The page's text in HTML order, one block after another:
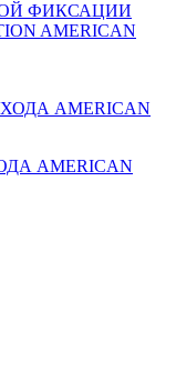
ФИКСАЦИИ
AMERICAN
AMERICAN